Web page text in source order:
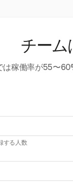
チーム
は稼働率が55〜
する人数